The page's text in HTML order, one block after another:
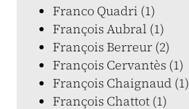
Franco Quadri (1)
François Aubral (1)
François Berreur (2)
François Cervantès (1)
François Chaignaud (1)
François Chattot (1)